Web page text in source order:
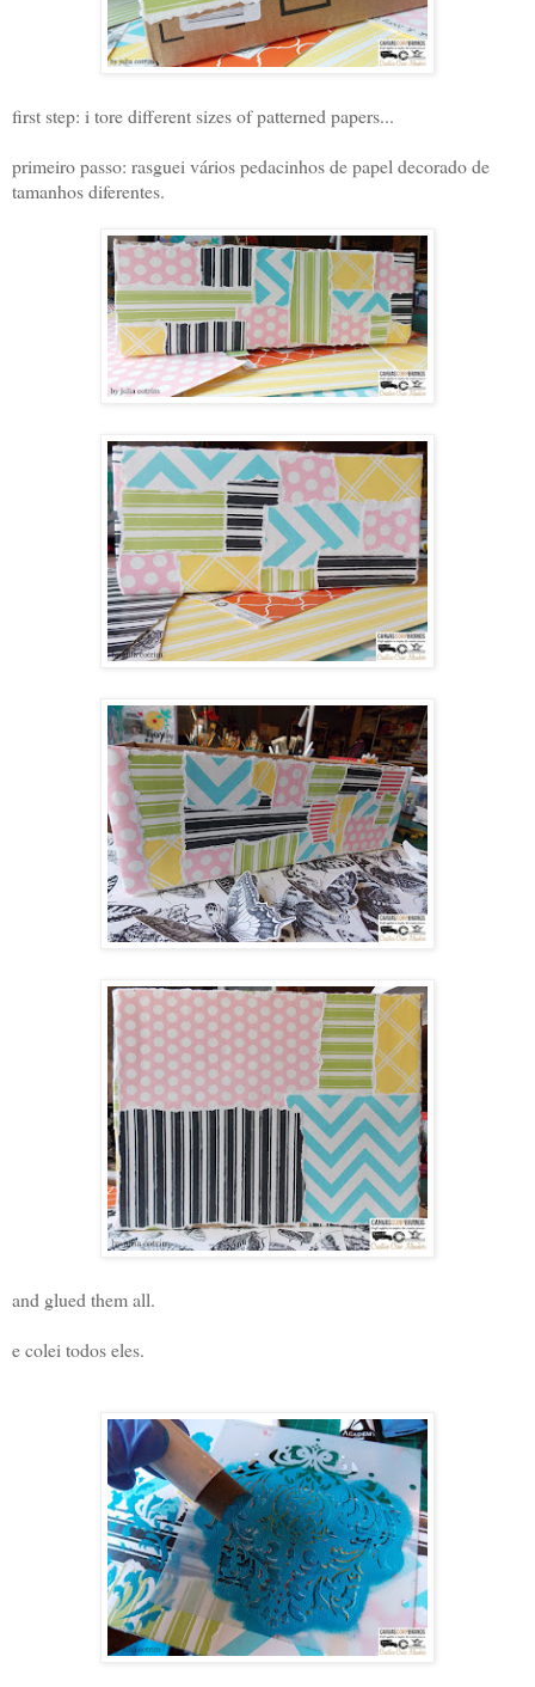
first step: i tore different sizes of patterned papers...
primeiro passo: rasguei vários pedacinhos de papel decorado de
tamanhos diferentes.
and glued them all.
e colei todos eles.